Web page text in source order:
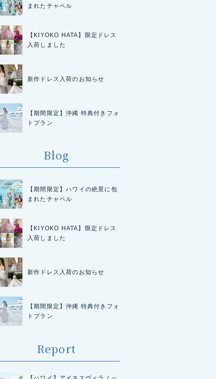
まれたチャペル
【KIYOKO HATA】限定ドレス
入荷しました
新作ドレス入荷のお知らせ
【期間限定】沖縄 特典付きフォ
トプラン
Blog
【期間限定】ハワイの絶景に包
まれたチャペル
【KIYOKO HATA】限定ドレス
入荷しました
新作ドレス入荷のお知らせ
【期間限定】沖縄 特典付きフォ
トプラン
Report